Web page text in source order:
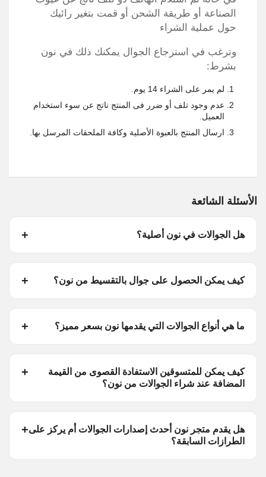
الصناعة أو طريقة الشحن أو قمت بتغير رائيك
حول عملية الشراء
وترغب في استرجاع الجوال يمكنك ذلك في نون
بشرط:
لم يمر على الشراء 14 يوم.
عدم وجود تلف أو ضرر فى المنتج ناتج عن سوء استخدام
العميل.
ارسال المنتج بالعبوة الأصلية وكافة الملحقات المرسل بها.
الأسئلة الشائعة
هل الجوالات في نون أصلية؟
كيف يمكن الحصول على جوال بالتقسيط من نون؟
ما هي أنواع الجوالات التي يقدمها نون بسعر مميز؟
كيف يمكن للمتسوقين الاستفادة القصوى من القيمة
المضافة عند شراء الجوالات من نون؟
هل يقدم متجر نون أحدث إصدارات الجوالات أم يركز على
الطرازات السابقة؟